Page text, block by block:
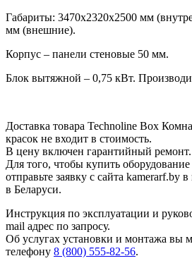
Габариты: 3470х2320х2500 мм
мм (внешние).
Корпус – панели стеновые 50 мм.
Блок вытяжной – 0,75 кВт.
Доставка товара Technoline Box
красок не входит в стоимость.
В цену включен гарантийный ремонт.
Для того, чтобы купить
отправьте заявку с сайта kamerarf.by
в Беларуси.
Инструкция по эксплуатации и
mail адрес по запросу.
Об услугах установки и монтажа вы
телефону 8 (800) 555-82-56.